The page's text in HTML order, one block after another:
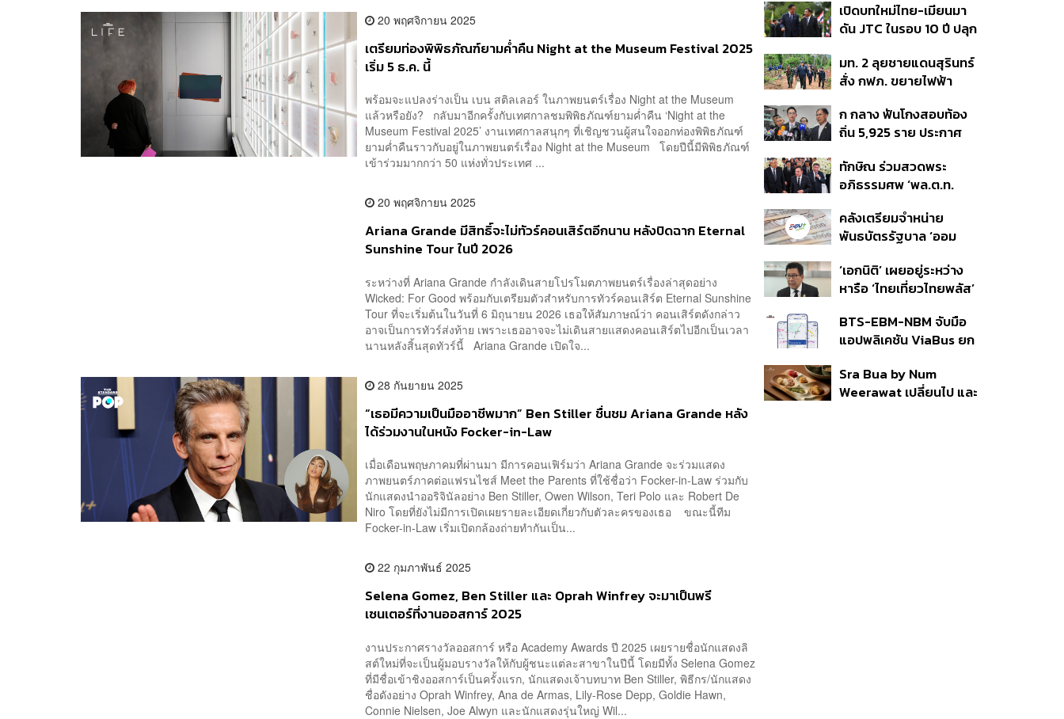
20 พฤศจิกายน 2025
เตรียมท่องพิพิธภัณฑ์ยามค่ำคืน Night at the Museum Festival 2025
เริ่ม 5 ธ.ค. นี้
พร้อมจะแปลงร่างเป็น เบน สติลเลอร์ ในภาพยนตร์เรื่อง Night at the Museum
แล้วหรือยัง? กลับมาอีกครั้งกับเทศกาลชมพิพิธภัณฑ์ยามค่ำคืน ‘Night at the
Museum Festival 2025’ งานเทศกาลสนุกๆ ที่เชิญชวนผู้สนใจออกท่องพิพิธภัณฑ์
ยามค่ำคืนราวกับอยู่ในภาพยนตร์เรื่อง Night at the Museum โดยปีนี้มีพิพิธภัณฑ์
เข้าร่วมมากกว่า 50 แห่งทั่วประเทศ ...
20 พฤศจิกายน 2025
Ariana Grande มีสิทธิ์จะไม่ทัวร์คอนเสิร์ตอีกนาน หลังปิดฉาก Eternal
Sunshine Tour ในปี 2026
ระหว่างที่ Ariana Grande กำลังเดินสายโปรโมตภาพยนตร์เรื่องล่าสุดอย่าง
Wicked: For Good พร้อมกับเตรียมตัวสำหรับการทัวร์คอนเสิร์ต Eternal Sunshine
Tour ที่จะเริ่มต้นในวันที่ 6 มิถุนายน 2026 เธอให้สัมภาษณ์ว่า คอนเสิร์ตดังกล่าว
อาจเป็นการทัวร์ส่งท้าย เพราะเธออาจจะไม่เดินสายแสดงคอนเสิร์ตไปอีกเป็นเวลา
นานหลังสิ้นสุดทัวร์นี้ Ariana Grande เปิดใจ...
28 กันยายน 2025
“เธอมีความเป็นมืออาชีพมาก” Ben Stiller ชื่นชม Ariana Grande หลัง
ได้ร่วมงานในหนัง Focker-in-Law
เมื่อเดือนพฤษภาคมที่ผ่านมา มีการคอนเฟิร์มว่า Ariana Grande จะร่วมแสดง
ภาพยนตร์ภาคต่อแฟรนไชส์ Meet the Parents ที่ใช้ชื่อว่า Focker-in-Law ร่วมกับ
นักแสดงนำออริจินัลอย่าง Ben Stiller, Owen Wilson, Teri Polo และ Robert De
Niro โดยที่ยังไม่มีการเปิดเผยรายละเอียดเกี่ยวกับตัวละครของเธอ ขณะนี้ทีม
Focker-in-Law เริ่มเปิดกล้องถ่ายทำกันเป็น...
22 กุมภาพันธ์ 2025
Selena Gomez, Ben Stiller และ Oprah Winfrey จะมาเป็นพรี
เซนเตอร์ที่งานออสการ์ 2025
งานประกาศรางวัลออสการ์ หรือ Academy Awards ปี 2025 เผยรายชื่อนักแสดงลิ
สต์ใหม่ที่จะเป็นผู้มอบรางวัลให้กับผู้ชนะแต่ละสาขาในปีนี้ โดยมีทั้ง Selena Gomez
ที่มีชื่อเข้าชิงออสการ์เป็นครั้งแรก, นักแสดงเจ้าบทบาท Ben Stiller, พิธีกร/นักแสดง
ชื่อดังอย่าง Oprah Winfrey, Ana de Armas, Lily-Rose Depp, Goldie Hawn,
Connie Nielsen, Joe Alwyn และนักแสดงรุ่นใหญ่ Wil...
ต่อดอลลาร์
อนุทิน จ่อสอบต่อเอี่ยว
ตัดตอน ม.บูรพา หรือไม่
เปิดบทใหม่ไทย-เมียนมา
ดัน JTC ในรอบ 10 ปี ปลุก
ชายแดน ท่าเรือน้ำลึก
ทวาย
มท. 2 ลุยชายแดนสุรินทร์
สั่ง กฟภ. ขยายไฟฟ้า
350’ เสริมความมั่นคง
ชายแดน
ก กลาง ฟันโกงสอบท้อง
ถิ่น 5,925 ราย ประกาศ
ราย รอ ป.ป.ช. ขีดเส้นแล้ว
เสร็จ 31 ส.ค.
ทักษิณ ร่วมสวดพระ
อภิธรรมศพ ‘พล.ต.ท.
สิน’ สิริอายุ 103 ปี แกนนำ
เพื่อไทย-บุคคลหลาก
คลังเตรียมจำหน่าย
พันธบัตรรัฐบาล ‘ออม
ก.ย.นี้ อาจเพิ่มสัดส่วนการ
ขายแบบ Small Lot First
‘เอกนิติ’ เผยอยู่ระหว่าง
หารือ ‘ไทยเที่ยวไทยพลัส’
แสนล้าน มั่นใจงบต่อ ‘ไทย
ช่วยไทย พลัส’ เฟส 2 มี
BTS-EBM-NBM จับมือ
แอปพลิเคชัน ViaBus ยก
รถไฟฟ้า 3 สายแบบเรียล
ไทม์
Sra Bua by Num
Weerawat เปลี่ยนไป และ